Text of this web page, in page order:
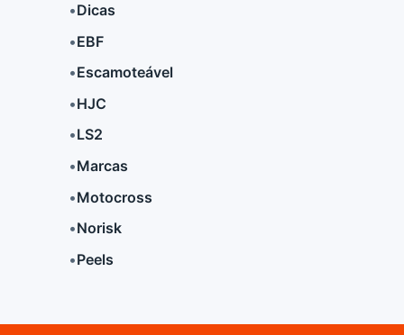
•Dicas
•EBF
•Escamoteável
•HJC
•LS2
•Marcas
•Motocross
•Norisk
•Peels